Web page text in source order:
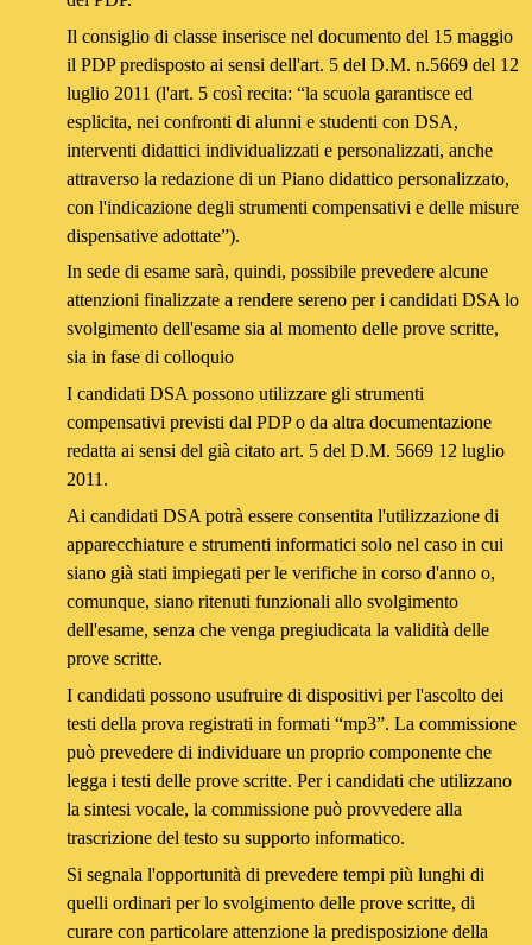
Il consiglio di classe inserisce nel documento del 15 maggio
il PDP predisposto ai sensi dell'art. 5 del D.M. n.5669 del 12
luglio 2011 (l'art. 5 così recita: “la scuola garantisce ed
esplicita, nei confronti di alunni e studenti con DSA,
interventi didattici individualizzati e personalizzati, anche
attraverso la redazione di un Piano didattico personalizzato,
con l'indicazione degli strumenti compensativi e delle misure
dispensative adottate”).
In sede di esame sarà, quindi, possibile prevedere alcune
attenzioni finalizzate a rendere sereno per i candidati DSA lo
svolgimento dell'esame sia al momento delle prove scritte,
sia in fase di colloquio
I candidati DSA possono utilizzare gli strumenti
compensativi previsti dal PDP o da altra documentazione
redatta ai sensi del già citato art. 5 del D.M. 5669 12 luglio
2011.
Ai candidati DSA potrà essere consentita l'utilizzazione di
apparecchiature e strumenti informatici solo nel caso in cui
siano già stati impiegati per le verifiche in corso d'anno o,
comunque, siano ritenuti funzionali allo svolgimento
dell'esame, senza che venga pregiudicata la validità delle
prove scritte.
I candidati possono usufruire di dispositivi per l'ascolto dei
testi della prova registrati in formati “mp3”. La commissione
può prevedere di individuare un proprio componente che
legga i testi delle prove scritte. Per i candidati che utilizzano
la sintesi vocale, la commissione può provvedere alla
trascrizione del testo su supporto informatico.
Si segnala l'opportunità di prevedere tempi più lunghi di
quelli ordinari per lo svolgimento delle prove scritte, di
curare con particolare attenzione la predisposizione della